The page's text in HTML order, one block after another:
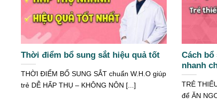
Thời điểm bổ sung sắt hiệu quả tốt
THỜI ĐIỂM BỔ SUNG SẮT chuẩn W.H.O giúp
trẻ DỄ HẤP THỤ – KHÔNG NÔN [...]
Cách bổ
nhanh
TRẺ
để ĂN